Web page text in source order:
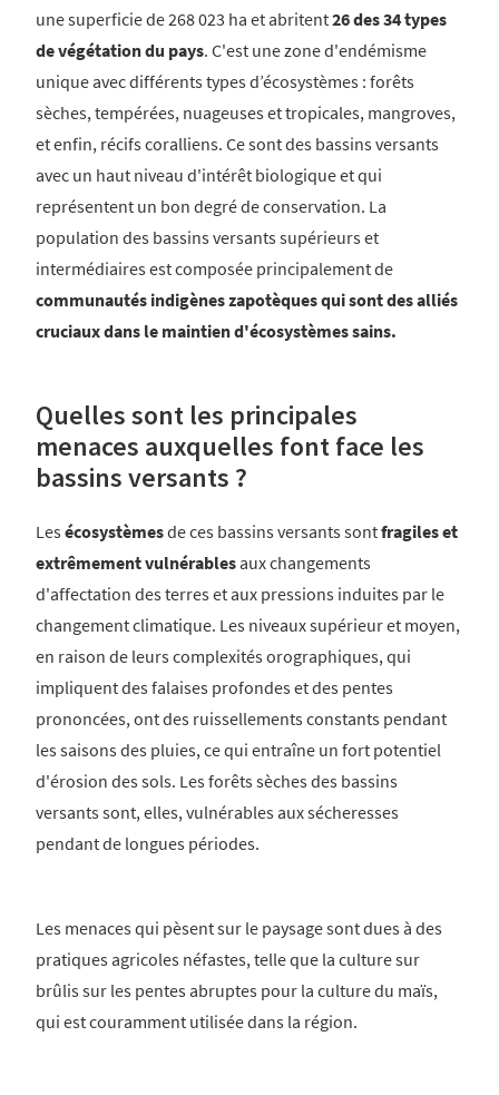
une superficie de 268 023 ha et abritent26 des 34 types
de végétation du pays. C'est une zone d'endémisme
unique avec différents types d’écosystèmes : forêts
sèches, tempérées, nuageuses et tropicales, mangroves,
et enfin, récifs coralliens. Ce sont des bassins versants
avec un haut niveau d'intérêt biologique et qui
représentent un bon degré de conservation. La
population des bassins versants supérieurs et
intermédiaires est composée principalement de
communautés indigènes zapotèques qui sont des alliés
cruciaux dans le maintien d'écosystèmes sains.
Quelles sont les principales
menaces auxquelles font face les
bassins versants ?
Lesécosystèmesde ces bassins versants sontfragiles et
extrêmement vulnérablesaux changements
d'affectation des terres et aux pressions induites par le
changement climatique. Les niveaux supérieur et moyen,
en raison de leurs complexités orographiques, qui
impliquent des falaises profondes et des pentes
prononcées, ont des ruissellements constants pendant
les saisons des pluies, ce qui entraîne un fort potentiel
d'érosion des sols. Les forêts sèches des bassins
versants sont, elles, vulnérables aux sécheresses
pendant de longues périodes.
Les menaces qui pèsent sur le paysage sont dues à des
pratiques agricoles néfastes, telle que la culture sur
brûlis sur les pentes abruptes pour la culture du maïs,
qui est couramment utilisée dans la région.